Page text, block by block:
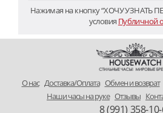
Нажимая на кнопку “ХОЧУ УЗНАТЬ
условия Публичной
O нас Доставка/Оплата Обмен и возврат
Наши часы на руке Отзывы
8 (991) 358-